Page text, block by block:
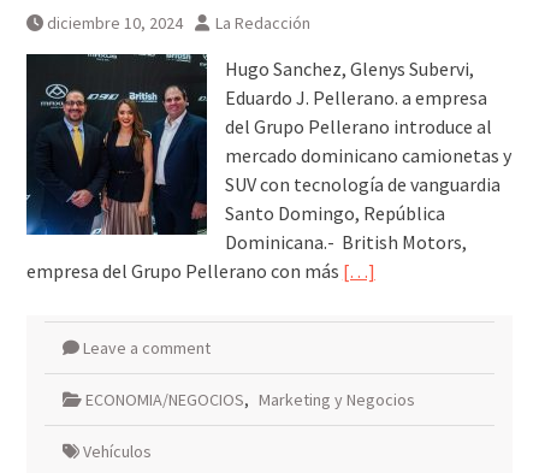
diciembre 10, 2024 La Redacción
Hugo Sanchez, Glenys Subervi,
Eduardo J. Pellerano. a empresa
del Grupo Pellerano introduce al
mercado dominicano camionetas y
SUV con tecnología de vanguardia
Santo Domingo, República
Dominicana.- British Motors,
empresa del Grupo Pellerano con más […]
Leave a comment
ECONOMIA/NEGOCIOS, Marketing y Negocios
Vehículos